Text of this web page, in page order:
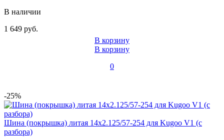
В наличии
1 649 руб.
В корзину
В корзину
0
-25%
Шина (покрышка) литая 14x2.125/57-254 для Kugoo V1 (с
разбора)